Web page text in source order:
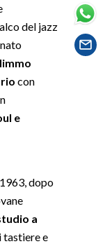
del jazz
con
e
dopo
a
tastiere e